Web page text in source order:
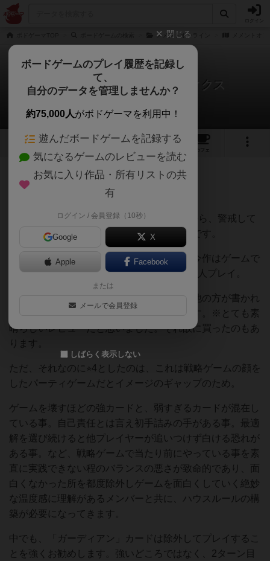
メメントオンライン
メメントオンラインタクティクス
Tkc-さんのレビュー
6 4
カフェ
461名 4名 6 3ヶ月前
前作(メメントオンライン)のあまりの酷評から、警戒して
る人も多いのでは？との思いからレビューです。
見た目買いした直後に前作の評価を知り、今作はゲームで
あってくれ、とドキドキしながらも友人と2人プレイ。
ちゃんと楽しかったです。楽しかった点は他の方が書かれ
たレビューと全く同感でしたので割愛します。※とても素
晴らしいレビューだと思いました。それ故に買ったのもあ
ります。
ただ、それなのに⭐︎4としたのは、これは戦略ゲームの顔を
したパーティゲームだとイメージのギャップのため。
ゲームを壊すほどの強カードと、弱すぎるカードが混在し
ている事。自己責任とは言え初手詰みの手がある事。最適
解を選び続けると他プレイヤーが追いつけず白ける恐れが
ある事。など、戦略ゲームで当たり前にやっている事を素
直に実践できない程のバランスの悪さが致命的であり、面
白くなかった所を都度除外しゲームを面白くしていく絶妙
な温度感に理解があるメンバーと共に、ハウスルールの構
築が必要になってきます。
中でも、「ガーディアン」カードは除外してプレイするこ
とを強くお勧めします。強いどころではなく、2ターン目
閉じる
ボードゲームのプレイ履歴を記録し
て、
自分のデータを管理しませんか？
約75,000人がボドゲーマを利用中！
遊んだボードゲームを記録する
気になるゲームのレビューを読む
お気に入り作品・所有リストの共
有
ログイン / 会員登録（10秒）
Google X
Apple Facebook
または
メールで会員登録
しばらく表示しない